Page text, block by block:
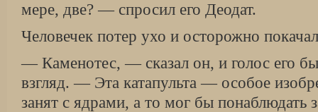
мере, две? — спросил его Деодат.
Человечек потер ухо и осторожно
— Каменотес, — сказал он, и голос его
взгляд. — Эта катапульта — особое
занят с ядрами, а то мог бы понаблюдать